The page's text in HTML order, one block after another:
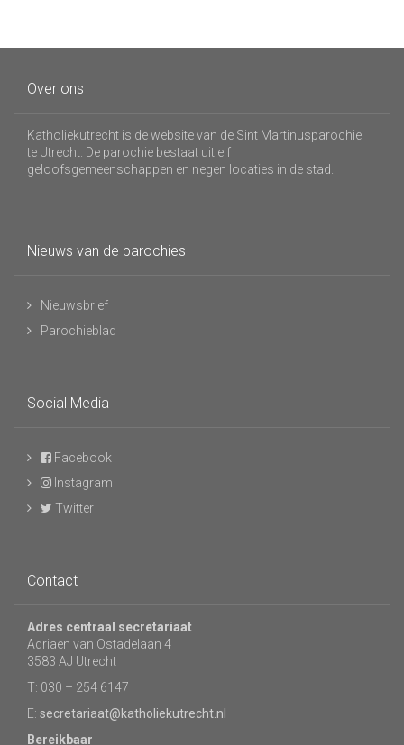
Over ons
Katholiekutrecht is de website van de Sint Martinusparochie
te Utrecht. De parochie bestaat uit elf
geloofsgemeenschappen en negen locaties in de stad.
Nieuws van de parochies
Nieuwsbrief
Parochieblad
Social Media
Facebook
Instagram
Twitter
Contact
Adres centraal secretariaat
Adriaen van Ostadelaan 4
3583 AJ Utrecht
T: 030 – 254 6147
E: secretariaat@katholiekutrecht.nl
Bereikbaar